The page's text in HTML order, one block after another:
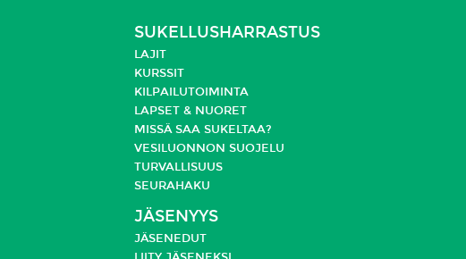
SUKELLUSHARRASTUS
LAJIT
KURSSIT
KILPAILUTOIMINTA
LAPSET & NUORET
MISSÄ SAA SUKELTAA?
VESILUONNON SUOJELU
TURVALLISUUS
SEURAHAKU
JÄSENYYS
JÄSENEDUT